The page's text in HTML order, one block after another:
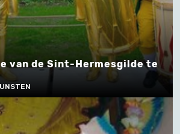
van de Sint-Hermesgilde te